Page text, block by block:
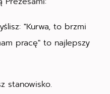
"Kurwa, to brzmi
pracę" to najlepszy
stanowisko.